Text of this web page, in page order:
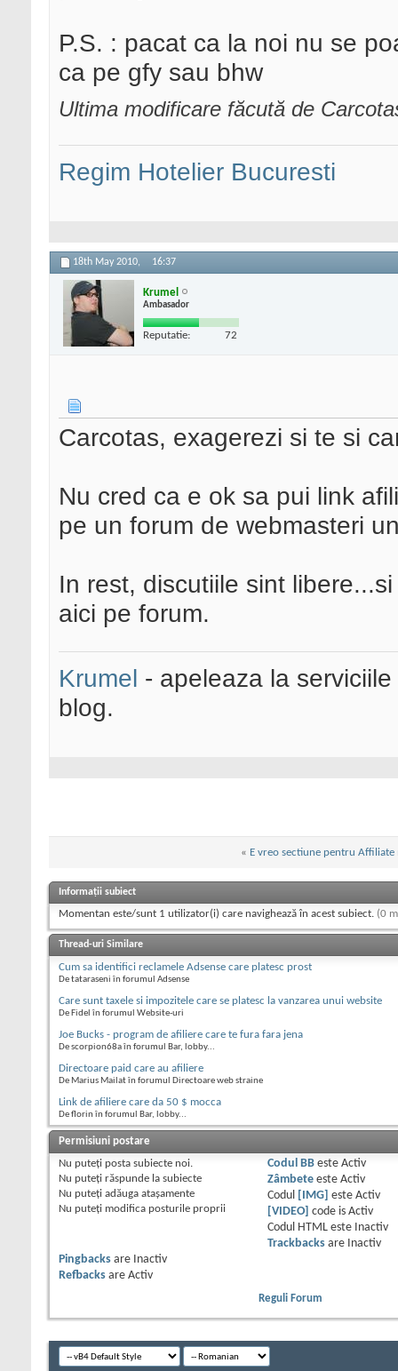
P.S. : pacat ca la noi nu se
ca pe gfy sau bhw
Ultima modificare făcută de
Regim Hotelier Bucuresti
18th May 2010, 16:37
Krumel
Ambasador
Reputatie: 72
Carcotas, exagerezi si te si
Nu cred ca e ok sa pui link
pe un forum de webmasteri
In rest, discutiile sint
aici pe forum.
Krumel - apeleaza la
blog.
« E vreo sectiune pentru Affiliate
Informații subiect
Momentan este/sunt 1 utilizator(i) care navighează în acest subiect. (0
Thread-uri Similare
Cum sa identifici reclamele Adsense care platesc prost
De tataraseni în forumul Adsense
Care sunt taxele si impozitele care se platesc la vanzarea unui website
De Fidel în forumul Website-uri
Joe Bucks - program de afiliere care te fura fara jena
De scorpion68a în forumul Bar, lobby...
Directoare paid care au afiliere
De Marius Mailat în forumul Directoare web straine
Link de afiliere care da 50 $ mocca
De florin în forumul Bar, lobby...
Permisiuni postare
Nu puteţi posta subiecte noi.
Nu puteţi răspunde la subiecte
Nu puteţi adăuga ataşamente
Nu puteţi modifica posturile proprii
Codul BBeste Activ
Zâmbeteeste Activ
Codul
[IMG] este Activ
[VIDEO] code is Activ
Codul HTML este
Inactiv
Trackbacksare
Inactiv
Pingbacks are
Inactiv
Refbacks are Activ
Reguli Forum